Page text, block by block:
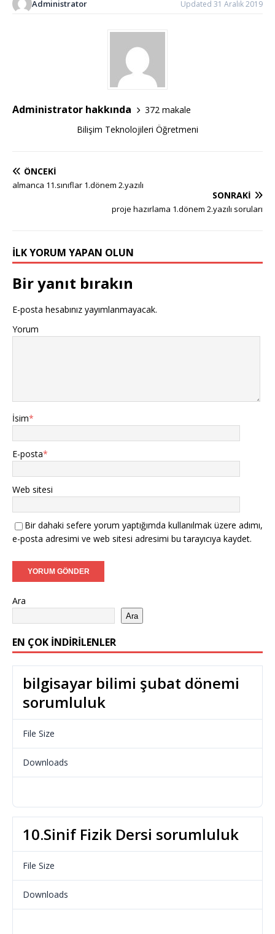
Administrator Updated 31 Aralık 2019
Administrator hakkında
372 makale
Bilişim Teknolojileri Öğretmeni
ÖNCEKI
almanca 11.sınıflar 1.dönem 2.yazılı
SONRAKI
proje hazırlama 1.dönem 2.yazılı soruları
İLK YORUM YAPAN OLUN
Bir yanıt bırakın
E-posta hesabınız yayımlanmayacak.
Yorum
İsim*
E-posta*
Web sitesi
Bir dahaki sefere yorum yaptığımda kullanılmak üzere adımı,
e-posta adresimi ve web sitesi adresimi bu tarayıcıya kaydet.
Ara
Ara
EN ÇOK İNDIRILENLER
bilgisayar bilimi şubat dönemi
sorumluluk
File Size
Downloads
10.Sinif Fizik Dersi sorumluluk
File Size
Downloads